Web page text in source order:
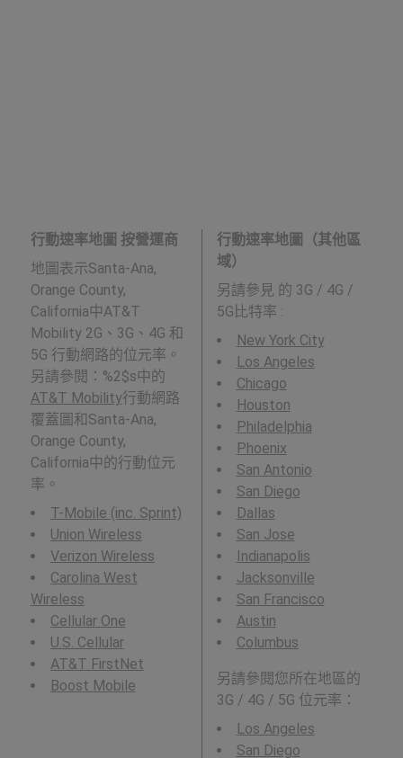
行動速率地圖 按營運商
地圖表示Santa-Ana,
Orange County,
California中AT&T
Mobility 2G、3G、4G 和
5G 行動網路的位元率。
另請參閱：%2$s中的
AT&T Mobility行動網路
覆蓋圖和Santa-Ana,
Orange County,
California中的行動位元
率。
T-Mobile (inc. Sprint)
Union Wireless
Verizon Wireless
Carolina West
Wireless
Cellular One
U.S. Cellular
AT&T FirstNet
Boost Mobile
行動速率地圖（其他區
域）
另請參見 的 3G / 4G /
5G比特率 :
New York City
Los Angeles
Chicago
Houston
Philadelphia
Phoenix
San Antonio
San Diego
Dallas
San Jose
Indianapolis
Jacksonville
San Francisco
Austin
Columbus
另請參閱您所在地區的
3G / 4G / 5G 位元率：
Los Angeles
San Diego